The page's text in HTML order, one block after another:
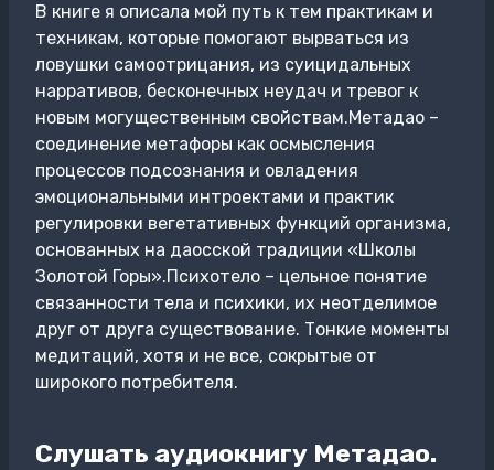
В книге я описала мой путь к тем практикам и
техникам, которые помогают вырваться из
ловушки самоотрицания, из суицидальных
нарративов, бесконечных неудач и тревог к
новым могущественным свойствам.Метадао –
соединение метафоры как осмысления
процессов подсознания и овладения
эмоциональными интроектами и практик
регулировки вегетативных функций организма,
основанных на даосской традиции «Школы
Золотой Горы».Психотело – цельное понятие
связанности тела и психики, их неотделимое
друг от друга существование. Тонкие моменты
медитаций, хотя и не все, сокрытые от
широкого потребителя.
Слушать аудиокнигу Метадао.